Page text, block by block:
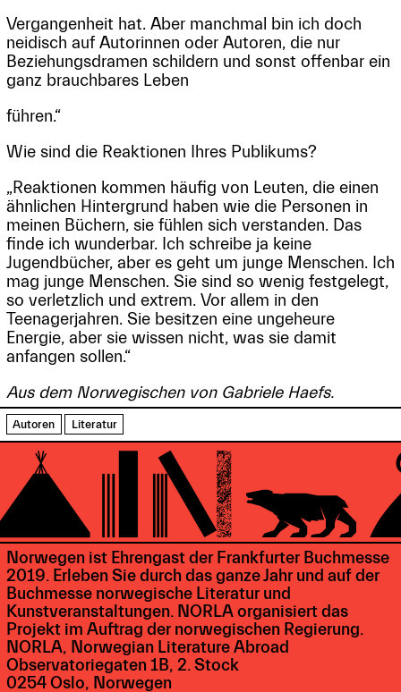
Vergangenheit hat. Aber manchmal bin ich doch
neidisch auf Autorinnen oder Autoren, die nur
Beziehungsdramen schildern und sonst offenbar ein
ganz brauchbares Leben
führen.“
Wie sind die Reaktionen Ihres Publikums?
„Reaktionen kommen häufig von Leuten, die einen
ähnlichen Hintergrund haben wie die Personen in
meinen Büchern, sie fühlen sich verstanden. Das
finde ich wunderbar. Ich schreibe ja keine
Jugendbücher, aber es geht um junge Menschen. Ich
mag junge Menschen. Sie sind so wenig festgelegt,
so verletzlich und extrem. Vor allem in den
Teenagerjahren. Sie besitzen eine ungeheure
Energie, aber sie wissen nicht, was sie damit
anfangen sollen.“
Aus dem Norwegischen von Gabriele Haefs.
Autoren Literatur
Norwegen ist Ehrengast der Frankfurter Buchmesse
2019. Erleben Sie durch das ganze Jahr und auf der
Buchmesse norwegische Literatur und
Kunstveranstaltungen. NORLA organisiert das
Projekt im Auftrag der norwegischen Regierung.
NORLA, Norwegian Literature Abroad
Observatoriegaten 1B, 2. Stock
0254 Oslo, Norwegen